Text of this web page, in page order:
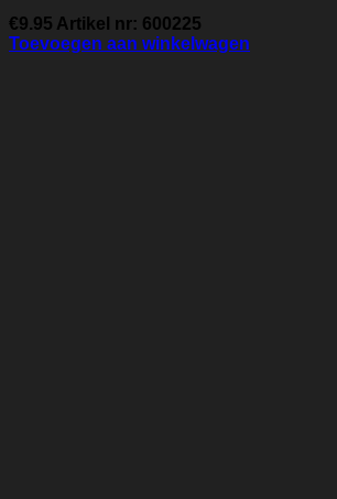
€9.95 Artikel nr: 600225
Toevoegen aan winkelwagen